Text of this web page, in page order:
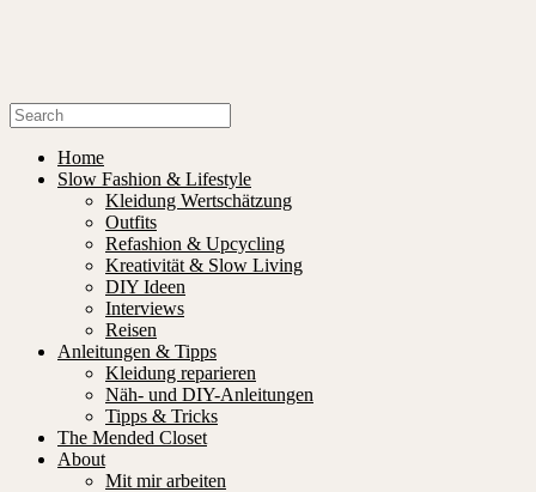
Home
Slow Fashion & Lifestyle
Kleidung Wertschätzung
Outfits
Refashion & Upcycling
Kreativität & Slow Living
DIY Ideen
Interviews
Reisen
Anleitungen & Tipps
Kleidung reparieren
Näh- und DIY-Anleitungen
Tipps & Tricks
The Mended Closet
About
Mit mir arbeiten